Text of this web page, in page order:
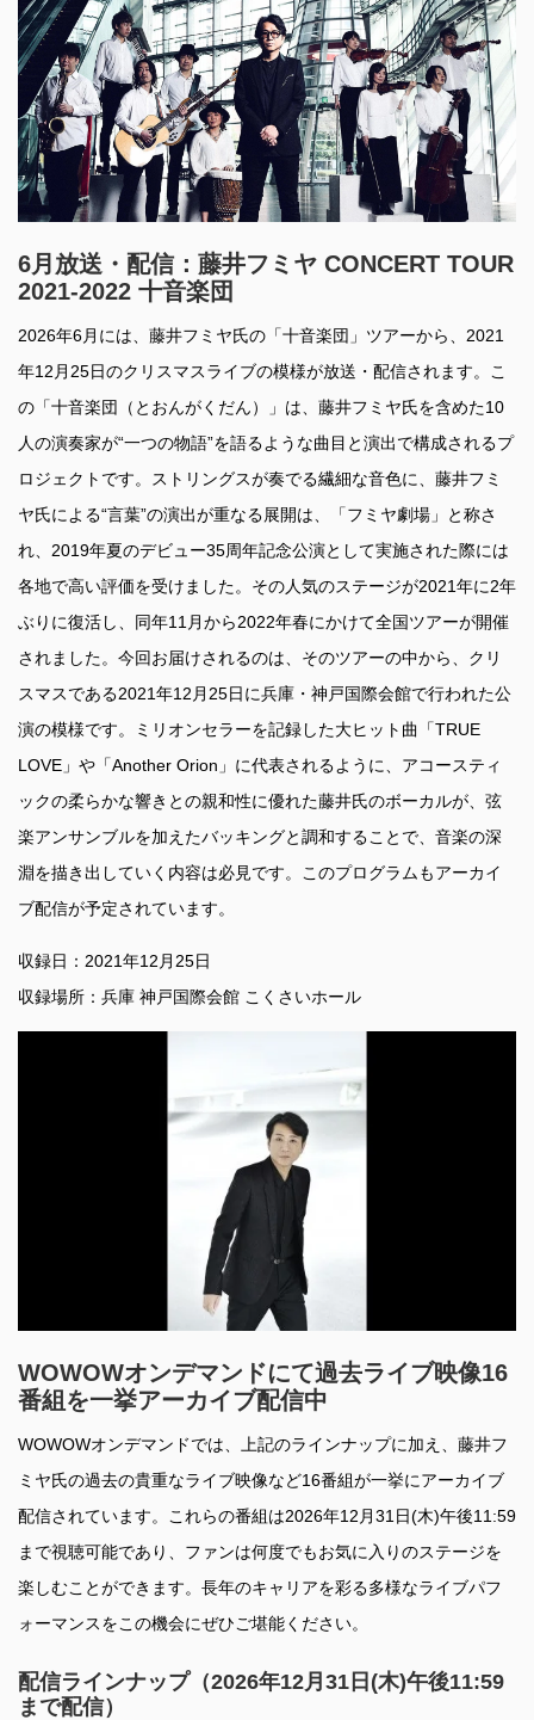
6月放送・配信：藤井フミヤ CONCERT TOUR
2021-2022 十音楽団
2026年6月には、藤井フミヤ氏の「十音楽団」ツアーから、2021
年12月25日のクリスマスライブの模様が放送・配信されます。こ
の「十音楽団（とおんがくだん）」は、藤井フミヤ氏を含めた10
人の演奏家が“一つの物語”を語るような曲目と演出で構成されるプ
ロジェクトです。ストリングスが奏でる繊細な音色に、藤井フミ
ヤ氏による“言葉”の演出が重なる展開は、「フミヤ劇場」と称さ
れ、2019年夏のデビュー35周年記念公演として実施された際には
各地で高い評価を受けました。その人気のステージが2021年に2年
ぶりに復活し、同年11月から2022年春にかけて全国ツアーが開催
されました。今回お届けされるのは、そのツアーの中から、クリ
スマスである2021年12月25日に兵庫・神戸国際会館で行われた公
演の模様です。ミリオンセラーを記録した大ヒット曲「TRUE
LOVE」や「Another Orion」に代表されるように、アコースティ
ックの柔らかな響きとの親和性に優れた藤井氏のボーカルが、弦
楽アンサンブルを加えたバッキングと調和することで、音楽の深
淵を描き出していく内容は必見です。このプログラムもアーカイ
ブ配信が予定されています。
収録日：2021年12月25日
収録場所：兵庫 神戸国際会館 こくさいホール
WOWOWオンデマンドにて過去ライブ映像16
番組を一挙アーカイブ配信中
WOWOWオンデマンドでは、上記のラインナップに加え、藤井フ
ミヤ氏の過去の貴重なライブ映像など16番組が一挙にアーカイブ
配信されています。これらの番組は2026年12月31日(木)午後11:59
まで視聴可能であり、ファンは何度でもお気に入りのステージを
楽しむことができます。長年のキャリアを彩る多様なライブパフ
ォーマンスをこの機会にぜひご堪能ください。
配信ラインナップ（2026年12月31日(木)午後11:59
まで配信）